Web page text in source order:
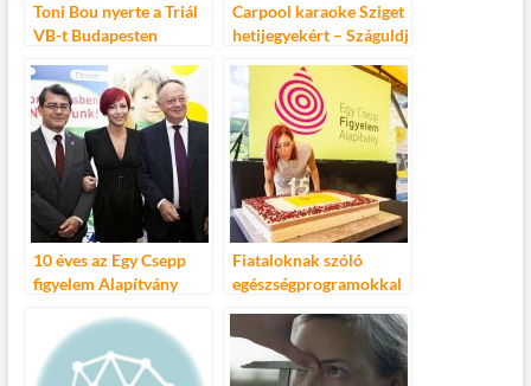
Toni Bou nyerte a Triál
VB-t Budapesten
Carpool karaoke Sziget
hetijegyekért – Száguldj
fesztiválra
10 éves az Egy Csepp
figyelem Alapítvány
Fiataloknak szóló
egészségprogramokkal
15 éves egy csepp
figyelem alapítvány